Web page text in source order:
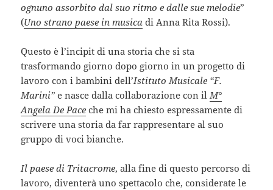
ognuno assorbito dal suo ritmo e dalle sue melodie”
(Uno strano paese in musica di Anna Rita Rossi).
Questo è l’incipit di una storia che si sta
trasformando giorno dopo giorno in un progetto di
lavoro con i bambini dell’Istituto Musicale “F.
Marini” e nasce dalla collaborazione con ilM°
Angela De Pace che mi ha chiesto espressamente di
scrivere una storia da far rappresentare al suo
gruppo di voci bianche.
Il paese di Tritacrome, alla fine di questo percorso di
lavoro, diventerà uno spettacolo che, considerate le